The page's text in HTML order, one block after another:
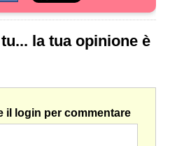
la tua opinione è
il login per commentare